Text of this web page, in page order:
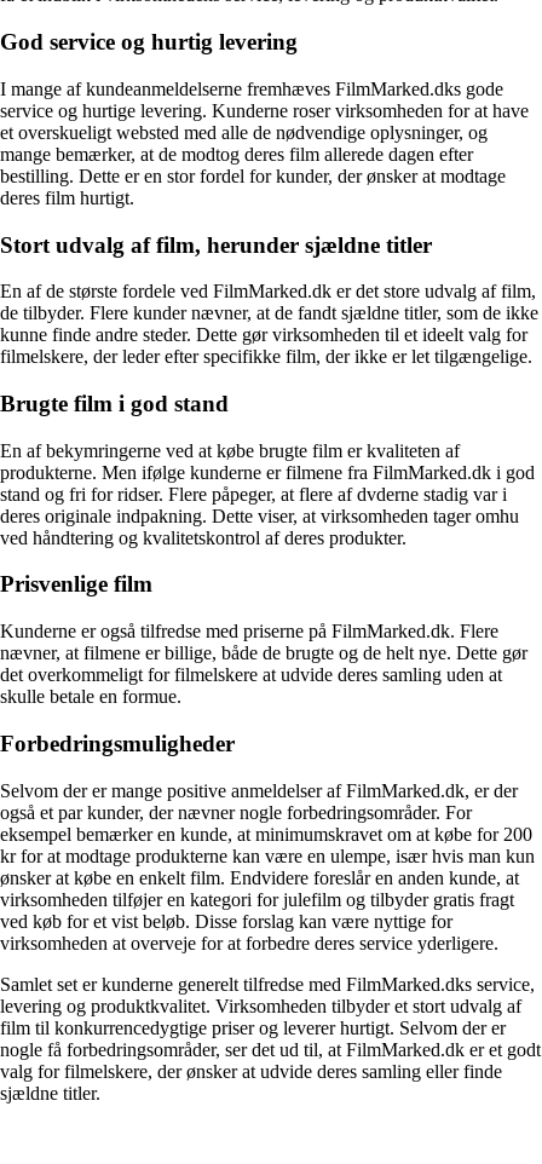
God service og hurtig levering
I mange af kundeanmeldelserne fremhæves FilmMarked.dks gode
service og hurtige levering. Kunderne roser virksomheden for at have
et overskueligt websted med alle de nødvendige oplysninger, og
mange bemærker, at de modtog deres film allerede dagen efter
bestilling. Dette er en stor fordel for kunder, der ønsker at modtage
deres film hurtigt.
Stort udvalg af film, herunder sjældne titler
En af de største fordele ved FilmMarked.dk er det store udvalg af film,
de tilbyder. Flere kunder nævner, at de fandt sjældne titler, som de ikke
kunne finde andre steder. Dette gør virksomheden til et ideelt valg for
filmelskere, der leder efter specifikke film, der ikke er let tilgængelige.
Brugte film i god stand
En af bekymringerne ved at købe brugte film er kvaliteten af
produkterne. Men ifølge kunderne er filmene fra FilmMarked.dk i god
stand og fri for ridser. Flere påpeger, at flere af dvderne stadig var i
deres originale indpakning. Dette viser, at virksomheden tager omhu
ved håndtering og kvalitetskontrol af deres produkter.
Prisvenlige film
Kunderne er også tilfredse med priserne på FilmMarked.dk. Flere
nævner, at filmene er billige, både de brugte og de helt nye. Dette gør
det overkommeligt for filmelskere at udvide deres samling uden at
skulle betale en formue.
Forbedringsmuligheder
Selvom der er mange positive anmeldelser af FilmMarked.dk, er der
også et par kunder, der nævner nogle forbedringsområder. For
eksempel bemærker en kunde, at minimumskravet om at købe for 200
kr for at modtage produkterne kan være en ulempe, især hvis man kun
ønsker at købe en enkelt film. Endvidere foreslår en anden kunde, at
virksomheden tilføjer en kategori for julefilm og tilbyder gratis fragt
ved køb for et vist beløb. Disse forslag kan være nyttige for
virksomheden at overveje for at forbedre deres service yderligere.
Samlet set er kunderne generelt tilfredse med FilmMarked.dks service,
levering og produktkvalitet. Virksomheden tilbyder et stort udvalg af
film til konkurrencedygtige priser og leverer hurtigt. Selvom der er
nogle få forbedringsområder, ser det ud til, at FilmMarked.dk er et godt
valg for filmelskere, der ønsker at udvide deres samling eller finde
sjældne titler.